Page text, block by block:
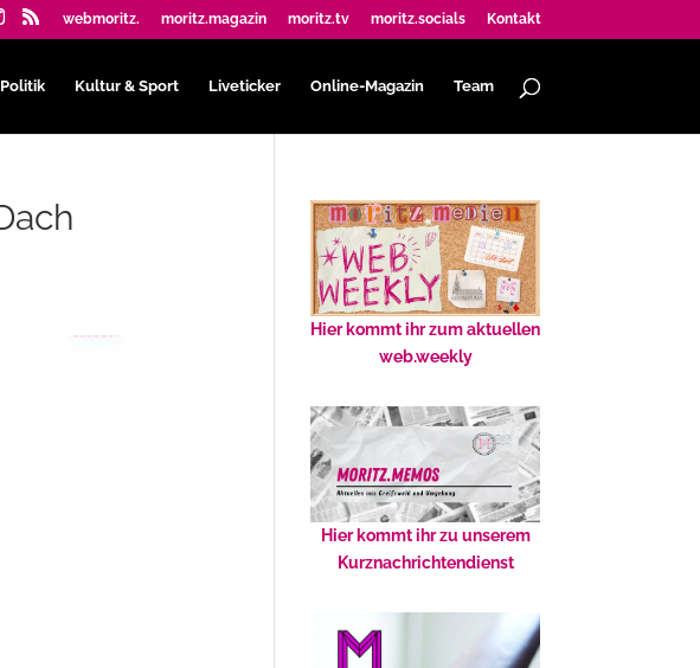
webmoritz. moritz.magazin moritz.tv moritz.socials Kontakt
Kultur & Sport Liveticker Online-Magazin Team
Hier kommt ihr zum aktuellen
web.weekly
Hier kommt ihr zu unserem
Kurznachrichtendienst